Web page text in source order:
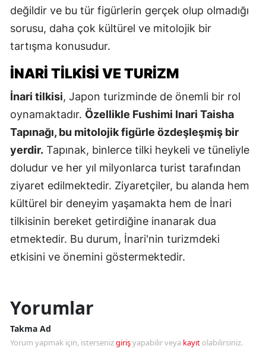
değildir ve bu tür figürlerin gerçek olup olmadığı
sorusu, daha çok kültürel ve mitolojik bir
tartışma konusudur.
İNARI TILKISI VE TURIZM
İnari tilkisi, Japon turizminde de önemli bir rol
oynamaktadır. Özellikle Fushimi Inari Taisha
Tapınağı, bu mitolojik figürle özdeşleşmiş bir
yerdir. Tapınak, binlerce tilki heykeli ve tüneliyle
doludur ve her yıl milyonlarca turist tarafından
ziyaret edilmektedir. Ziyaretçiler, bu alanda hem
kültürel bir deneyim yaşamakta hem de İnari
tilkisinin bereket getirdiğine inanarak dua
etmektedir. Bu durum, İnari'nin turizmdeki
etkisini ve önemini göstermektedir.
Yorumlar
Takma Ad
Yorum yapmak için, istersenizgirişyapabilir veya kayıt olabilirsiniz.